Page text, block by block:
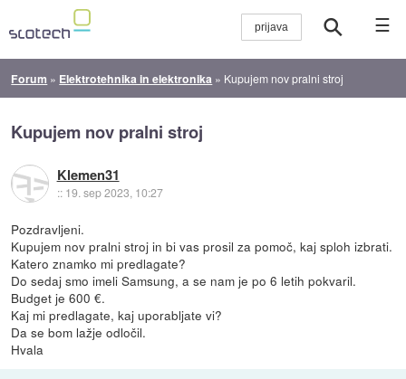
☰
Forum » Elektrotehnika in elektronika » Kupujem nov pralni stroj
Kupujem nov pralni stroj
Klemen31
:: 19. sep 2023, 10:27
Pozdravljeni.
Kupujem nov pralni stroj in bi vas prosil za pomoč, kaj sploh izbrati.
Katero znamko mi predlagate?
Do sedaj smo imeli Samsung, a se nam je po 6 letih pokvaril.
Budget je 600 €.
Kaj mi predlagate, kaj uporabljate vi?
Da se bom lažje odločil.
Hvala